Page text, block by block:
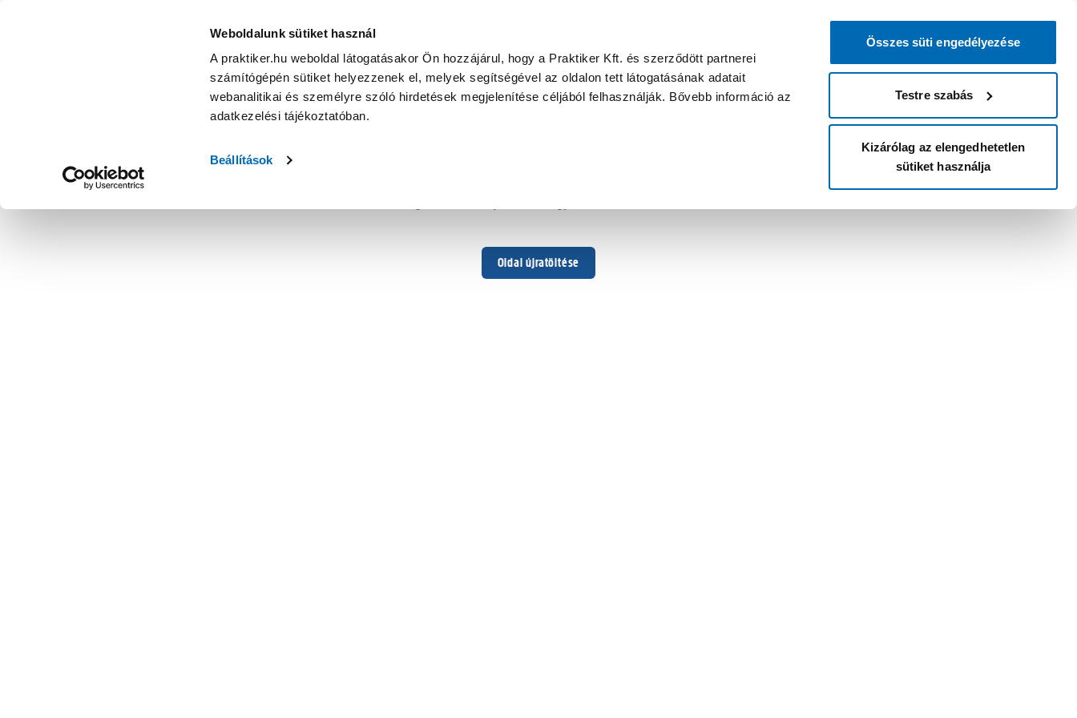
Weboldalunk sütiket használ
A praktiker.hu weboldal látogatásakor Ön hozzájárul, hogy a Praktiker Kft. és szerződött partnerei
számítógépén sütiket helyezzenek el, melyek segítségével az oldalon tett látogatásának adatait
webanalitikai és személyre szóló hirdetések megjelenítése céljából felhasználják. Bővebb információ az
adatkezelési tájékoztatóban.
Beállítások
Összes süti engedélyezése
Testre szabás
Kizárólag az elengedhetetlen
sütiket használja
Oldal újratöltése